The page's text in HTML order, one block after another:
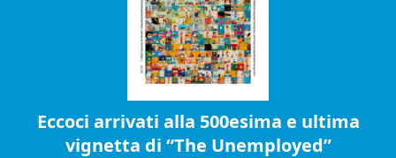
Eccoci arrivati alla 500esima e ultima
vignetta di “The Unemployed”